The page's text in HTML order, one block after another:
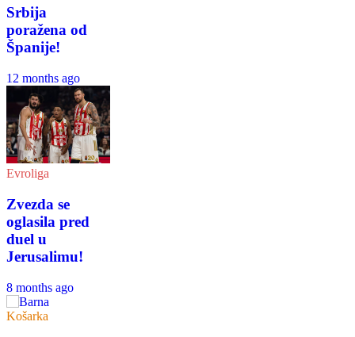
Srbija
poražena od
Španije!
12 months ago
Evroliga
Zvezda se
oglasila pred
duel u
Jerusalimu!
8 months ago
Košarka